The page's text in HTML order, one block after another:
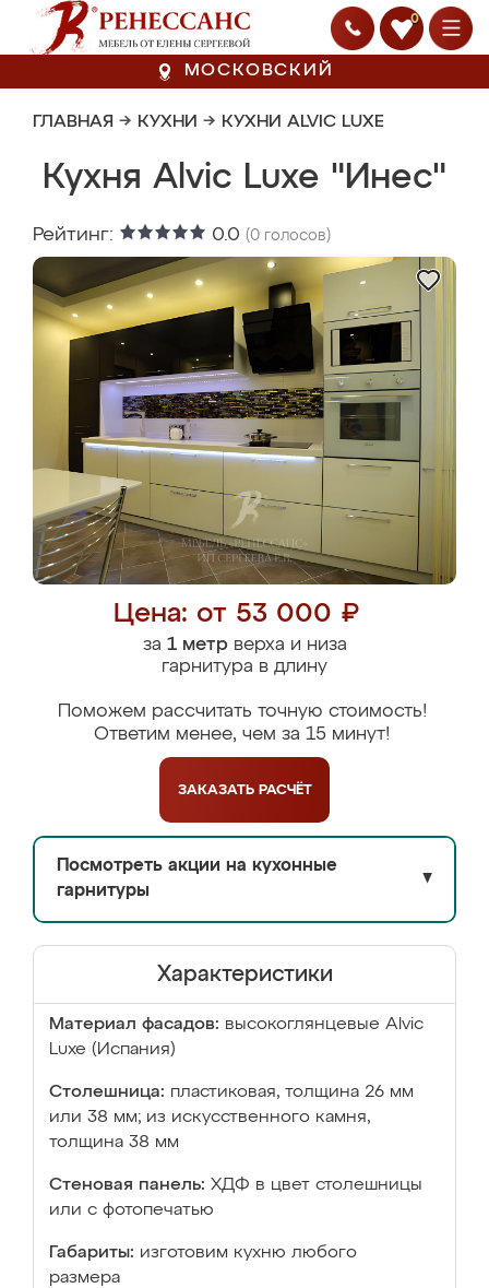
0
МОСКОВСКИЙ
ГЛАВНАЯ → КУХНИ → КУХНИ ALVIC LUXE
Кухня Alvic Luxe "Инес"
Рейтинг: 0.0 (0 голосов)
Цена: от 53 000 ₽
за 1 метрверха и низа
гарнитура в длину
Поможем рассчитать точную стоимость!
Ответим менее, чем за 15 минут!
ЗАКАЗАТЬ РАСЧЁТ
Посмотреть акции на кухонные
гарнитуры
▼
Характеристики
Материал фасадов: высокоглянцевые Аlvic
Luxe (Испания)
Столешница: пластиковая, толщина 26 мм
или 38 мм; из искусственного камня,
толщина 38 мм
Стеновая панель: ХДФ в цвет столешницы
или с фотопечатью
Габариты: изготовим кухню любого
размера